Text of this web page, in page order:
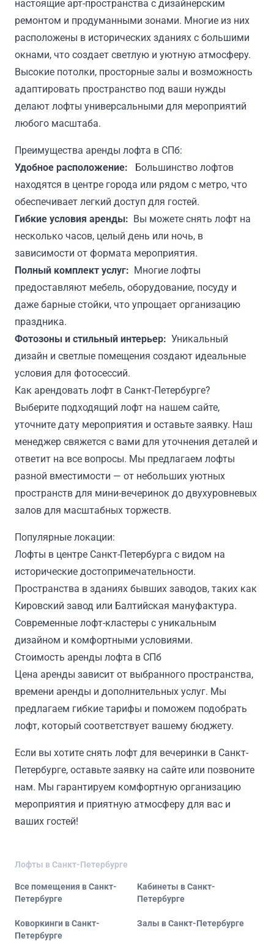
настоящие арт-пространства с дизайнерским
ремонтом и продуманными зонами. Многие из них
расположены в исторических зданиях с большими
окнами, что создает светлую и уютную атмосферу.
Высокие потолки, просторные залы и возможность
адаптировать пространство под ваши нужды
делают лофты универсальными для мероприятий
любого масштаба.
Преимущества аренды лофта в СПб:
Удобное расположение:
Большинство лофтов
находятся в центре города или рядом с метро, что
обеспечивает легкий доступ для гостей.
Гибкие условия аренды: Вы можете снять лофт на
несколько часов, целый день или ночь, в
зависимости от формата мероприятия.
Полный комплект услуг: Многие лофты
предоставляют мебель, оборудование, посуду и
даже барные стойки, что упрощает организацию
праздника.
Фотозоны и стильный интерьер: Уникальный
дизайн и светлые помещения создают идеальные
условия для фотосессий.
Как арендовать лофт в Санкт-Петербурге?
Выберите подходящий лофт на нашем сайте,
уточните дату мероприятия и оставьте заявку. Наш
менеджер свяжется с вами для уточнения деталей и
ответит на все вопросы. Мы предлагаем лофты
разной вместимости — от небольших уютных
пространств для мини-вечеринок до двухуровневых
залов для масштабных торжеств.
Популярные локации:
Лофты в центре Санкт-Петербурга с видом на
исторические достопримечательности.
Пространства в зданиях бывших заводов, таких как
Кировский завод или Балтийская мануфактура.
Современные лофт-кластеры с уникальным
дизайном и комфортными условиями.
Стоимость аренды лофта в СПб
Цена аренды зависит от выбранного пространства,
времени аренды и дополнительных услуг. Мы
предлагаем гибкие тарифы и поможем подобрать
лофт, который соответствует вашему бюджету.
Если вы хотите снять лофт для вечеринки в Санкт-
Петербурге, оставьте заявку на сайте или позвоните
нам. Мы гарантируем комфортную организацию
мероприятия и приятную атмосферу для вас и
ваших гостей!
Лофты в Санкт-Петербурге
Все помещения в Санкт-
Петербурге
Кабинеты в Санкт-
Петербурге
Коворкинги в Санкт-
Петербурге
Залы в Санкт-Петербурге